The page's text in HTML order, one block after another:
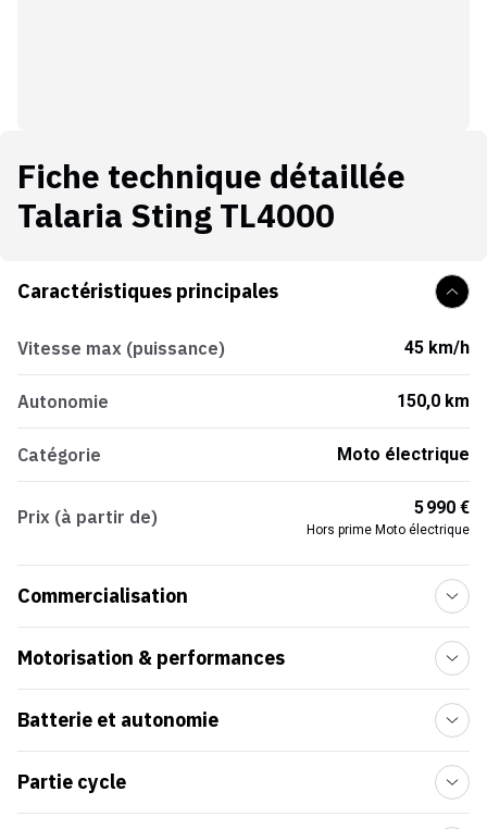
Fiche technique détaillée
Talaria Sting TL4000
Caractéristiques principales
Vitesse max (puissance) 45 km/h
Autonomie 150,0 km
Catégorie Moto électrique
Prix (à partir de) 5 990 €
Hors prime Moto électrique
Commercialisation
Motorisation & performances
Batterie et autonomie
Partie cycle